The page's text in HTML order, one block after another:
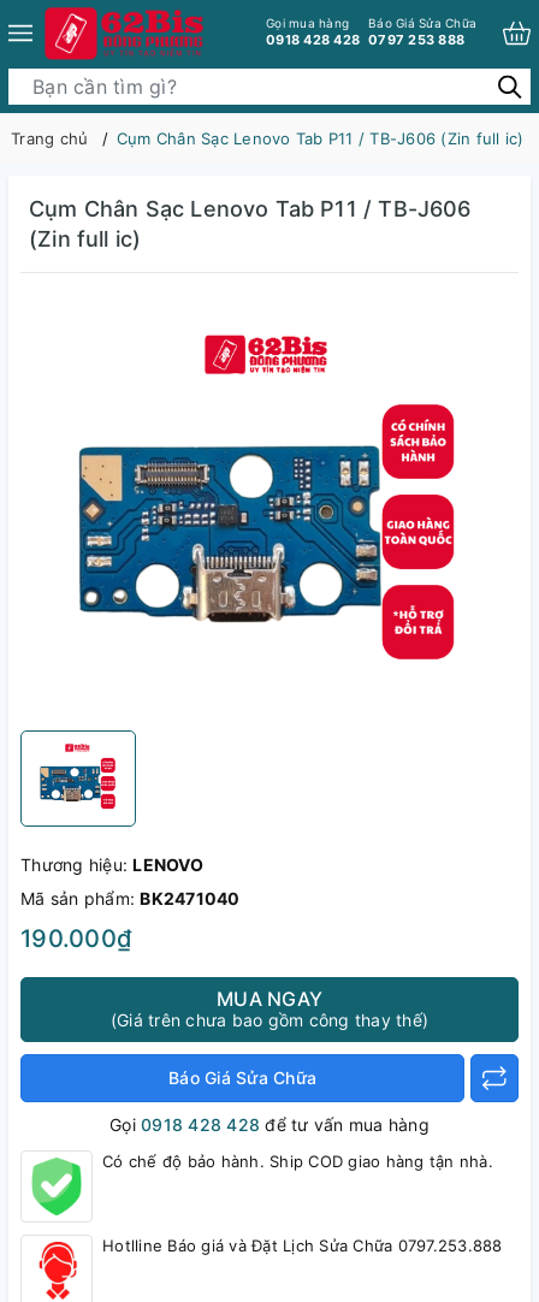
Gọi mua hàng
0918 428 428
Báo Giá Sửa Chữa
0797 253 888
Trang chủ Cụm Chân Sạc Lenovo Tab P11 / TB-J606 (Zin full ic)
Cụm Chân Sạc Lenovo Tab P11 / TB-J606
(Zin full ic)
Thương hiệu:LENOVO
Mã sản phẩm:BK2471040
190.000₫
MUA NGAY
(Giá trên chưa bao gồm công thay thế)
Báo Giá Sửa Chữa
Gọi0918 428 428 để tư vấn mua hàng
Có chế độ bảo hành. Ship COD giao hàng tận nhà.
Hotlline Báo giá và Đặt Lịch Sửa Chữa 0797.253.888